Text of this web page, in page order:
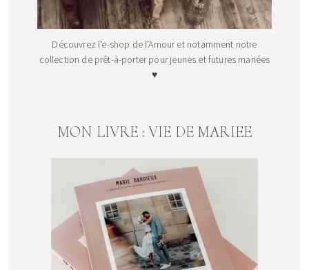
Découvrez l'e-shop de l'Amour et notamment notre
collection de prêt-à-porter pour jeunes et futures mariées
♥
MON LIVRE : VIE DE MARIEE